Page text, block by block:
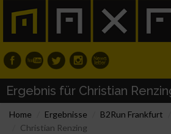
Ergebnis für Christian
Home Ergebnisse B2Run Frankfurt
Christian Renzing